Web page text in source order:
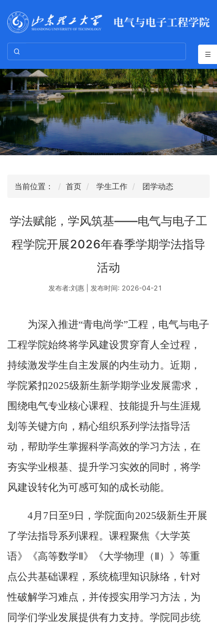
当前位置： 首页 学生工作 团学动态
学法赋能，学风筑基——电气与电子工
程学院开展2026年春季学期学法指导
活动
发布者:刘惠 | 发布时间: 2026-04-21
为深入推进“青电尚学”工程，电气与电子
工程学院始终将学风建设贯穿育人全过程，
持续激发学生自主发展的内生动力。近期，
学院紧扣2025级新生新学期学业发展需求，
围绕电气专业核心课程、技能提升与生涯规
划等关键方向，精心组织系列学法指导活
动，帮助学生掌握科学高效的学习方法，在
夯实学业根基、提升学习实效的同时，将学
风建设转化为可感可知的成长动能。
4月 7 日至9 日，学院面向2025级新生开展
了学法指导系列课程。课程聚焦《大学英
语》《高等数学Ⅱ》《大学物理（Ⅱ）》等重
点公共基础课程，系统梳理知识脉络，针对
性破解学习难点，并传授实用学习方法，为
同学们学业发展提供有力支持。学院同步统